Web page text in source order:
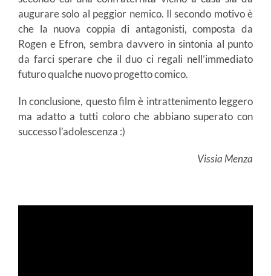
augurare solo al peggior nemico. Il secondo motivo è
che la nuova coppia di antagonisti, composta da
Rogen e Efron, sembra davvero in sintonia al punto
da farci sperare che il duo ci regali nell’immediato
futuro qualche nuovo progetto comico.
In conclusione, questo film è intrattenimento leggero
ma adatto a tutti coloro che abbiano superato con
successo l’adolescenza :)
Vissia Menza